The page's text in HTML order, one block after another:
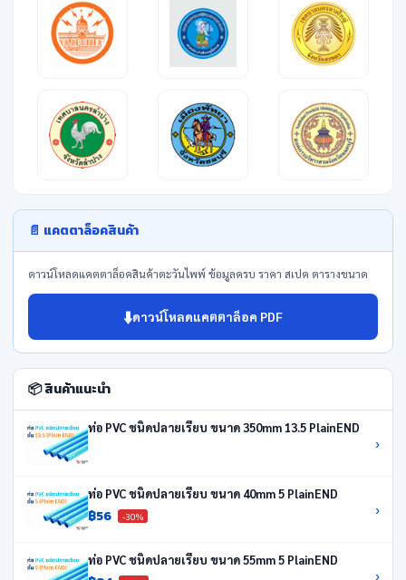
📄 แคตตาล็อคสินค้า
ดาวน์โหลดแคตตาล็อคสินค้าตะวันไพพ์ ข้อมูลครบ ราคา สเปค ตารางขนาด
⬇️ดาวน์โหลดแคตตาล็อค PDF
📦 สินค้าแนะนำ
ท่อ PVC ชนิดปลายเรียบ ขนาด 350mm 13.5 PlainEND
›
ท่อ PVC ชนิดปลายเรียบ ขนาด 40mm 5 PlainEND
฿56 -30% ›
ท่อ PVC ชนิดปลายเรียบ ขนาด 55mm 5 PlainEND
›